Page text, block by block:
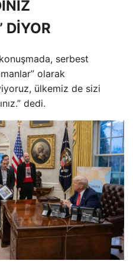
DİYOR
serbest
olarak
ülkemiz de sizi
dedi.